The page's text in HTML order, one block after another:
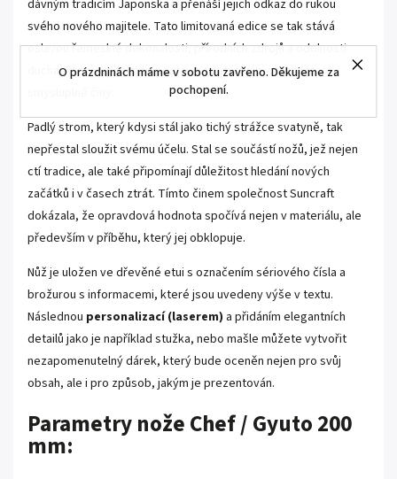
O prázdninách máme v sobotu zavřeno. Děkujeme za
pochopení.
dávným tradicím Japonska a přenáší jejich odkaz do rukou
svého nového majitele. Tato limitovaná edice se tak stává
oslavou řemeslné dokonalosti, přírodních zdrojů a odolnosti
ducha, který se dokáže postavit ztrátám a proměnit je ve
Padlý strom, který kdysi stál jako tichý strážce svatyně, tak
nepřestal sloužit svému účelu. Stal se součástí nožů, jež nejen
ctí tradice, ale také připomínají důležitost hledání nových
začátků i v časech ztrát. Tímto činem společnost Suncraft
dokázala, že opravdová hodnota spočívá nejen v materiálu, ale
především v příběhu, který jej obklopuje.
Nůž je uložen ve dřevěné etui s označením sériového čísla a
brožurou s informacemi, které jsou uvedeny výše v textu.
Následnou personalizací (laserem) a přidáním elegantních
detailů jako je například stužka, nebo mašle můžete vytvořit
nezapomenutelný dárek, který bude oceněn nejen pro svůj
obsah, ale i pro způsob, jakým je prezentován.
Parametry nože Chef / Gyuto 200
mm: